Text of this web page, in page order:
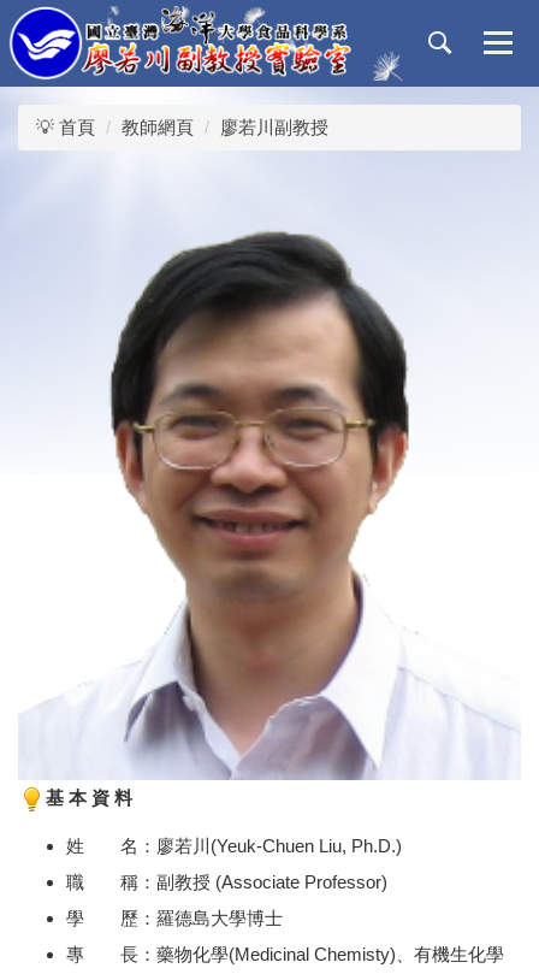
跳
到
主
容
💡 首頁 教師網頁 廖若川副教授
基 本 資 料
姓 名：廖若川(Yeuk-Chuen Liu, Ph.D.)
職 稱：副教授 (Associate Professor)
學 歷：羅德島大學博士
專 長：藥物化學(Medicinal Chemisty)、有機生化學